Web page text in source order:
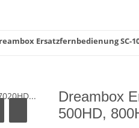
Ersatzfernbedienung SC-
Dreambox
500HD,